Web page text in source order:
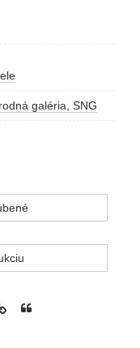
galéria, SNG